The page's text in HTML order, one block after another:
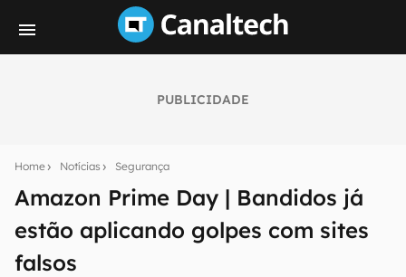
PUBLICIDADE
Home Notícias Segurança
Amazon Prime Day | Bandidos já
estão aplicando golpes com sites
falsos
notícias e reviews sobre tecnologia em primeira
E-mail